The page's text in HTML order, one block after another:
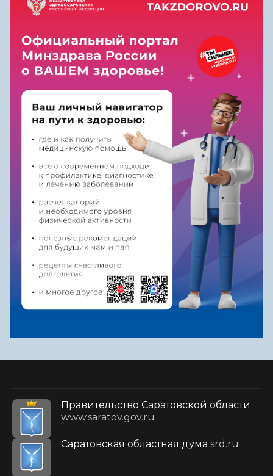
Правительство Саратовской области
www.saratov.gov.ru
Саратовская областная дума srd.ru